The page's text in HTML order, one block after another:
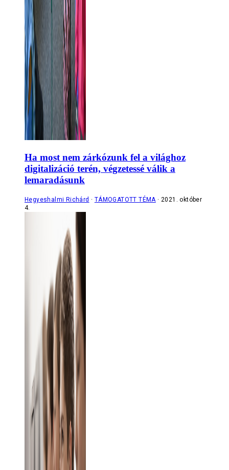
Ha most nem zárkózunk fel a világhoz
digitalizáció terén, végzetessé válik a
lemaradásunk
Hegyeshalmi Richárd TÁMOGATOTT TÉMA
2021. október
4.